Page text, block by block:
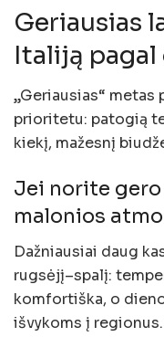
Geriausias
Italiją pagal
„Geriausias“
prioritetu: patogią
kiekį, mažesnį
Jei norite
malonios
Dažniausiai daug
rugsėjį–spalį:
komfortiška, o
išvykoms į